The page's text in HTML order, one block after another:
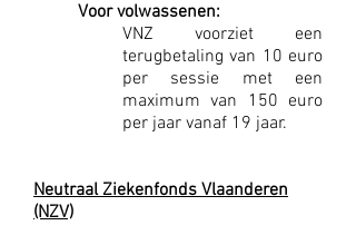
Voor volwassenen:
VNZ voorziet een
terugbetaling van 10 euro
per sessie met een
maximum van 150 euro
per jaar vanaf 19 jaar.
Neutraal Ziekenfonds Vlaanderen
(NZV)